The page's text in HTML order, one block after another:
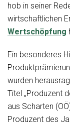
hob in seiner
wirtschaftlichen
Wertschöpfung
Ein besonderes
wurden
Titel „Produzent
aus Scharten
Produzent des